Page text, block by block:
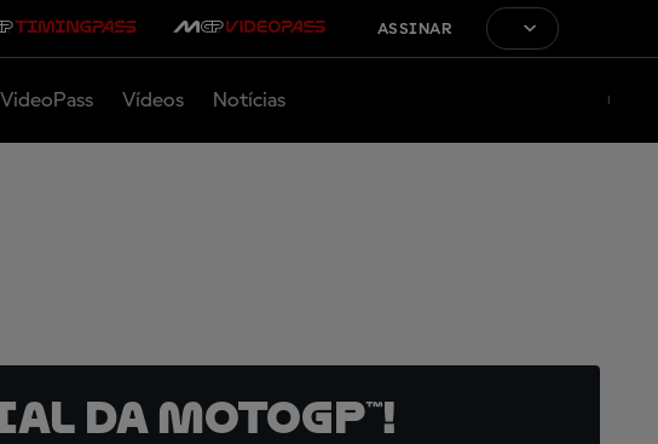
ASSINAR
VideoPass Vídeos Notícias
da MotoGP™!